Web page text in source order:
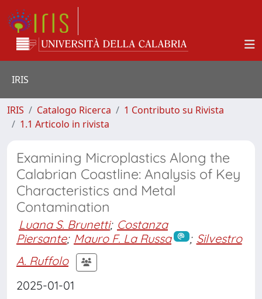
IRIS
IRIS Catalogo Ricerca
1 Contributo su Rivista
1.1 Articolo in rivista
Examining Microplastics Along the
Calabrian Coastline: Analysis of Key
Characteristics and Metal
Contamination
Luana S. Brunetti; Costanza
Piersante; Mauro F. La Russa ; Silvestro
A. Ruffolo
2025-01-01